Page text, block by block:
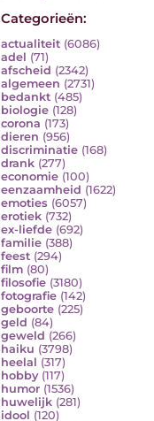
Categorieën:
actualiteit (6086)
adel (71)
afscheid (2342)
algemeen (2731)
bedankt (485)
biologie (128)
corona (173)
dieren (956)
discriminatie (168)
drank (277)
economie (100)
eenzaamheid (1622)
emoties (6057)
erotiek (732)
ex-liefde (692)
familie (388)
feest (294)
film (80)
filosofie (3180)
fotografie (142)
geboorte (225)
geld (84)
geweld (266)
haiku (3798)
heelal (317)
hobby (117)
humor (1536)
huwelijk (281)
idool (120)